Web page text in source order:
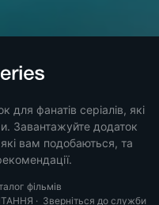
для фанатів серіалів, які
Завантажуйте додаток
вам подобаються, та
фільмів
· Зверніться до служби